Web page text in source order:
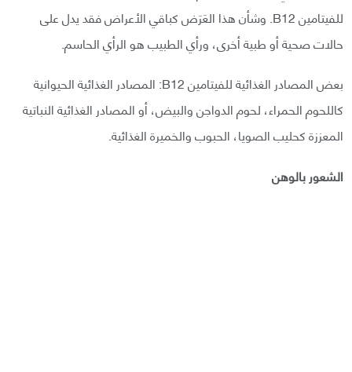
للفيتامين B12. وشأن هذا العَرَض كباقي الأعراض فقد يدل على
حالات صحية أو طبية أخرى، ورأي الطبيب هو الرأي الحاسم.
بعض المصادر الغذائية للفيتامين B12: المصادر الغذائية الحيوانية
كاللحوم الحمراء، لحوم الدواجن والبيض، أو المصادر الغذائية النباتية
المعززة كحليب الصويا، الحبوب والخميرة الغذائية.
الشعور بالوهن